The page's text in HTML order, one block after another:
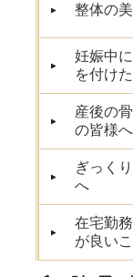
整体の
妊娠中
を付け
産後の
の皆様へ
ぎっく
へ
在宅勤
が良い